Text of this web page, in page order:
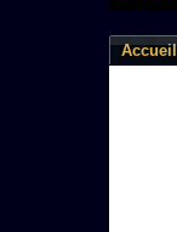
Accueil